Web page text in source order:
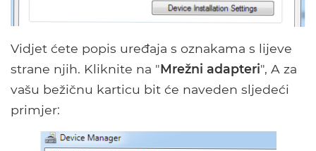
Vidjet ćete popis uređaja s oznakama s lijeve
strane njih. Kliknite na "Mrežni adapteri", A za
vašu bežičnu karticu bit će naveden sljedeći
primjer: